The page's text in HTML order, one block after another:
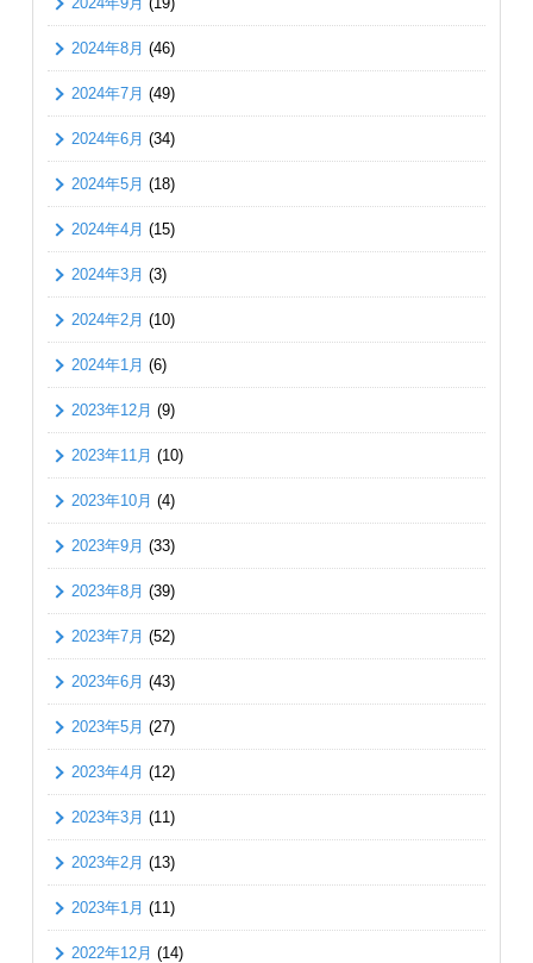
2024年8月 (46)
2024年7月 (49)
2024年6月 (34)
2024年5月 (18)
2024年4月 (15)
2024年3月 (3)
2024年2月 (10)
2024年1月 (6)
2023年12月 (9)
2023年11月 (10)
2023年10月 (4)
2023年9月 (33)
2023年8月 (39)
2023年7月 (52)
2023年6月 (43)
2023年5月 (27)
2023年4月 (12)
2023年3月 (11)
2023年2月 (13)
2023年1月 (11)
2022年12月 (14)